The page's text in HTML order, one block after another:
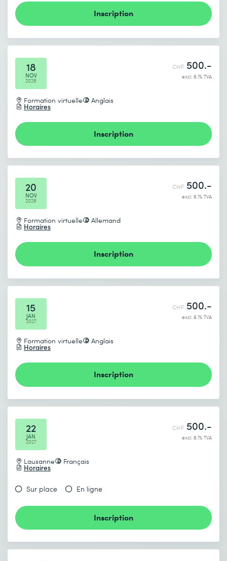
* Champs obligatoires
Inscription
18
NOV
2026
Formation virtuelle Anglais
Horaires
CHF 500.-
excl. 8.1% TVA
Inscription
20
NOV
2026
Formation virtuelle Allemand
Horaires
CHF 500.-
excl. 8.1% TVA
Inscription
15
JAN
2027
Formation virtuelle Anglais
Horaires
CHF 500.-
excl. 8.1% TVA
Inscription
22
JAN
2027
Lausanne Français
Horaires
CHF 500.-
excl. 8.1% TVA
Sur place En ligne
Inscription